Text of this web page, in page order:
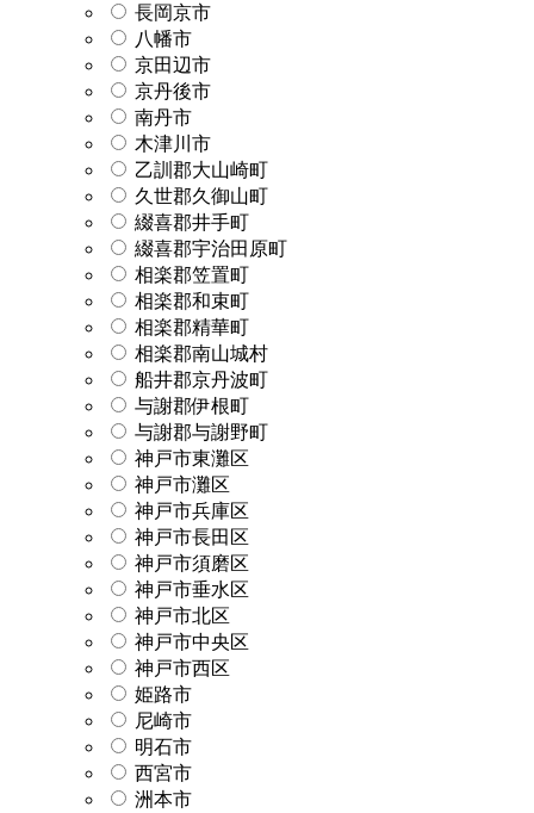
長岡京市
八幡市
京田辺市
京丹後市
南丹市
木津川市
乙訓郡大山崎町
久世郡久御山町
綴喜郡井手町
綴喜郡宇治田原町
相楽郡笠置町
相楽郡和束町
相楽郡精華町
相楽郡南山城村
船井郡京丹波町
与謝郡伊根町
与謝郡与謝野町
神戸市東灘区
神戸市灘区
神戸市兵庫区
神戸市長田区
神戸市須磨区
神戸市垂水区
神戸市北区
神戸市中央区
神戸市西区
姫路市
尼崎市
明石市
西宮市
洲本市